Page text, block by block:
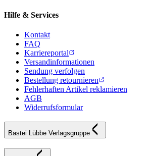
Hilfe & Services
Kontakt
FAQ
Karriereportal
Versandinformationen
Sendung verfolgen
Bestellung retournieren
Fehlerhaften Artikel reklamieren
AGB
Widerrufsformular
Bastei Lübbe Verlagsgruppe